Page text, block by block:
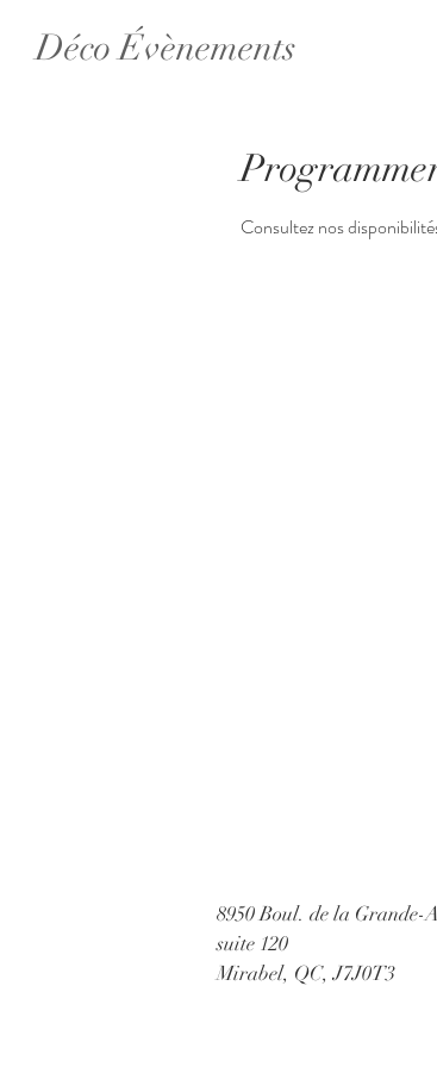
Déco Évènements
Consultez nos
8950 Boul. de la Grande-
suite 120
Mirabel, QC, J7J0T3